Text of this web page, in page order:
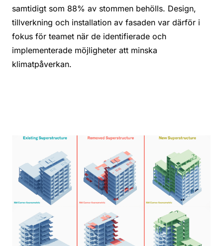
samtidigt som 88% av stommen behölls. Design,
tillverkning och installation av fasaden var därför i
fokus för teamet när de identifierade och
implementerade möjligheter att minska
klimatpåverkan.